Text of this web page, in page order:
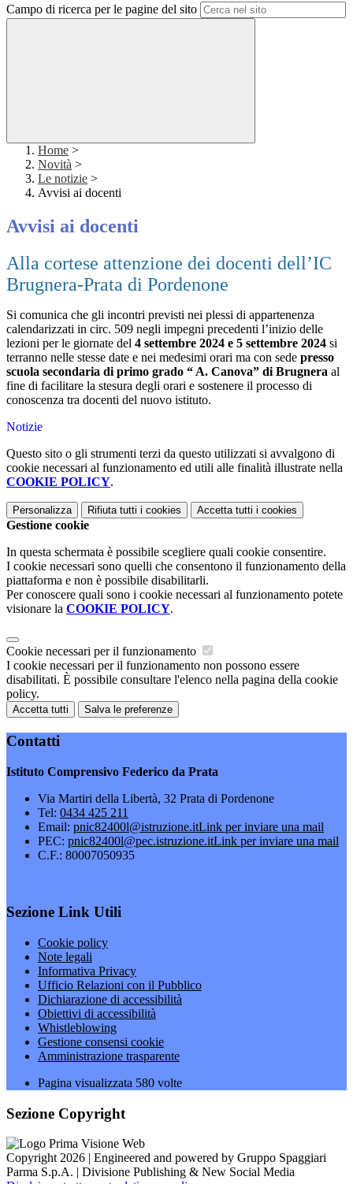
Campo di ricerca per le pagine del sito
Home >
Novità >
Le notizie >
Avvisi ai docenti
Avvisi ai docenti
Alla cortese attenzione dei docenti dell’IC
Brugnera-Prata di Pordenone
Si comunica che gli incontri previsti nei plessi di appartenenza
calendarizzati in circ. 509 negli impegni precedenti l’inizio delle
lezioni per le giornate del 4 settembre 2024 e 5 settembre 2024 si
terranno nelle stesse date e nei medesimi orari ma con sede presso
scuola secondaria di primo grado “ A. Canova” di Brugnera al
fine di facilitare la stesura degli orari e sostenere il processo di
conoscenza tra docenti del nuovo istituto.
Notizie
Questo sito o gli strumenti terzi da questo utilizzati si avvalgono di
cookie necessari al funzionamento ed utili alle finalità illustrate nella
COOKIE POLICY.
Personalizza Rifiuta tutti i cookies Accetta tutti i cookies
Gestione cookie
In questa schermata è possibile scegliere quali cookie consentire.
I cookie necessari sono quelli che consentono il funzionamento della
piattaforma e non è possibile disabilitarli.
Per conoscere quali sono i cookie necessari al funzionamento potete
visionare la COOKIE POLICY.
Cookie necessari per il funzionamento
I cookie necessari per il funzionamento non possono essere
disabilitati. È possibile consultare l'elenco nella pagina della cookie
policy.
Accetta tutti Salva le preferenze
Contatti
Istituto Comprensivo Federico da Prata
Via Martiri della Libertà, 32 Prata di Pordenone
Tel: 0434 425 211
Email: pnic82400l@istruzione.itLink per inviare una mail
PEC: pnic82400l@pec.istruzione.itLink per inviare una mail
C.F.: 80007050935
Sezione Link Utili
Cookie policy
Note legali
Informativa Privacy
Ufficio Relazioni con il Pubblico
Dichiarazione di accessibilità
Obiettivi di accessibilità
Whistleblowing
Gestione consensi cookie
Amministrazione trasparente
Pagina visualizzata 580 volte
Sezione Copyright
Copyright 2026 | Engineered and powered by Gruppo Spaggiari
Parma S.p.A. | Divisione Publishing & New Social Media